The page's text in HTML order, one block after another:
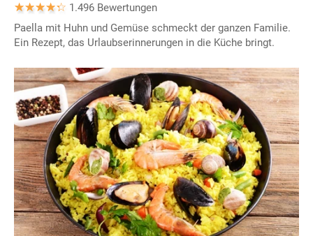
1.496 Bewertungen
Paella mit Huhn und Gemüse schmeckt der ganzen Familie.
Ein Rezept, das Urlaubserinnerungen in die Küche bringt.